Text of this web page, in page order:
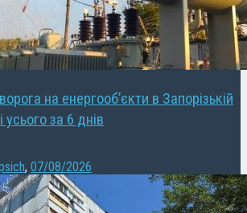
на енергооб’єкти в Запорізькій
усього за 6 днів
, 07/08/2026